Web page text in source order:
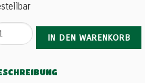
IN DEN WARENKORB